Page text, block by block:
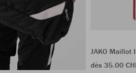
JAKO Maillot
dès 35.00